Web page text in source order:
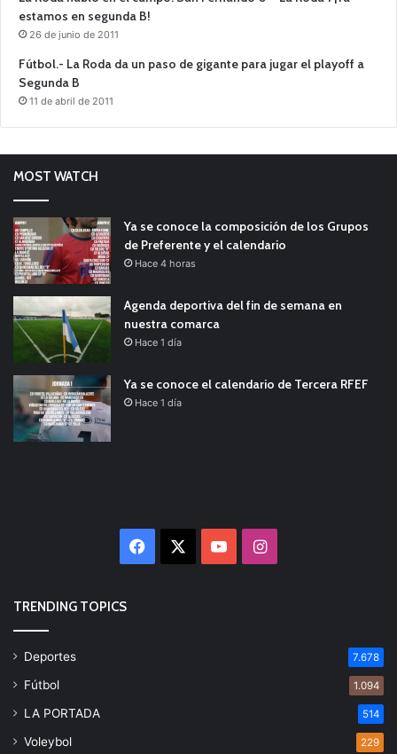
estamos en segunda B!
26 de junio de 2011
Fútbol.- La Roda da un paso de gigante para jugar el playoff a
Segunda B
11 de abril de 2011
MOST WATCH
Ya se conoce la composición de los Grupos
de Preferente y el calendario
Hace 4 horas
Agenda deportiva del fin de semana en
nuestra comarca
Hace 1 día
Ya se conoce el calendario de Tercera RFEF
Hace 1 día
Facebook YouTubeInstagram
TRENDING TOPICS
Deportes 7.678
Fútbol 1.094
LA PORTADA 514
Voleybol 229